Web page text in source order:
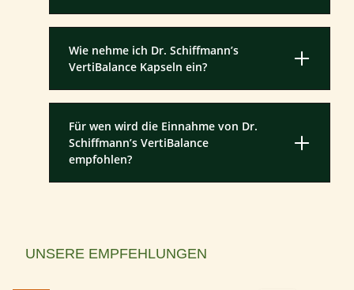
Wie nehme ich Dr. Schiffmann’s
VertiBalance Kapseln ein?
Für wen wird die Einnahme von Dr.
Schiffmann’s VertiBalance
empfohlen?
Produktgalerie überspringen
UNSERE EMPFEHLUNGEN